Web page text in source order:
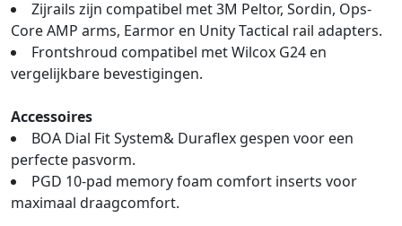
Zijrails zijn compatibel met 3M Peltor, Sordin, Ops-
Core AMP arms, Earmor en Unity Tactical rail adapters.
Frontshroud compatibel met Wilcox G24 en
vergelijkbare bevestigingen.
Accessoires
BOA Dial Fit System& Duraflex gespen voor een
perfecte pasvorm.
PGD 10-pad memory foam comfort inserts voor
maximaal draagcomfort.